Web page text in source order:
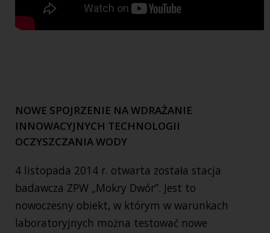
NOWE SPOJRZENIE NA WDRAŻANIE
INNOWACYJNYCH TECHNOLOGII
OCZYSZCZANIA WODY
4 listopada 2014 r. otwarta została stacja
badawcza ZPW „Mokry Dwór”. Jest to
nowoczesny obiekt, w którym w warunkach
laboratoryjnych można testować nowe